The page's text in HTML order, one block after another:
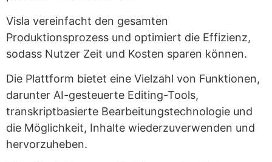
Visla vereinfacht den gesamten
Produktionsprozess und optimiert die Effizienz,
sodass Nutzer Zeit und Kosten sparen können.
Die Plattform bietet eine Vielzahl von Funktionen,
darunter AI-gesteuerte Editing-Tools,
transkriptbasierte Bearbeitungstechnologie und
die Möglichkeit, Inhalte wiederzuverwenden und
hervorzuheben.